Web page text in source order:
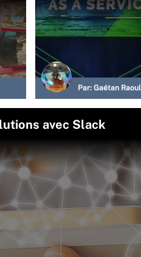
Par: Gaétan Raoul
avec Slack